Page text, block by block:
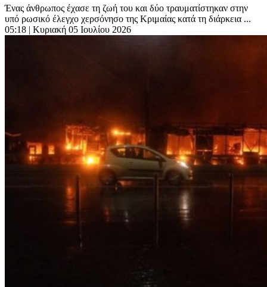
Ένας άνθρωπος έχασε τη ζωή του και δύο τραυματίστηκαν στην
υπό ρωσικό έλεγχο χερσόνησο της Κριμαίας κατά τη διάρκεια ...
05:18 | Κυριακή 05 Ιουλίου 2026